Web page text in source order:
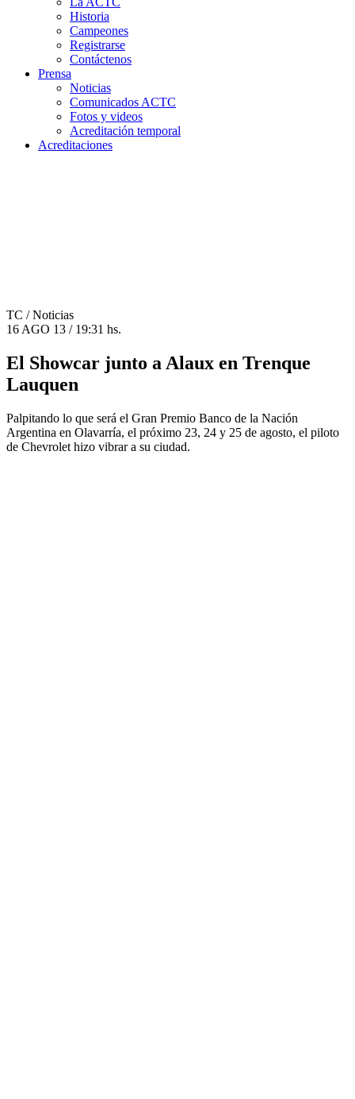
Historia
Campeones
Registrarse
Contáctenos
Prensa
Noticias
Comunicados ACTC
Fotos y videos
Acreditación temporal
Acreditaciones
TC / Noticias
16 AGO 13 / 19:31 hs.
El Showcar junto a Alaux en Trenque
Lauquen
Palpitando lo que será el Gran Premio Banco de la Nación
Argentina en Olavarría, el próximo 23, 24 y 25 de agosto, el piloto
de Chevrolet hizo vibrar a su ciudad.